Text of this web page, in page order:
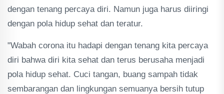
dengan tenang percaya diri. Namun juga harus diiringi
dengan pola hidup sehat dan teratur.
"Wabah corona itu hadapi dengan tenang kita percaya
diri bahwa diri kita sehat dan terus berusaha menjadi
pola hidup sehat. Cuci tangan, buang sampah tidak
sembarangan dan lingkungan semuanya bersih tutup